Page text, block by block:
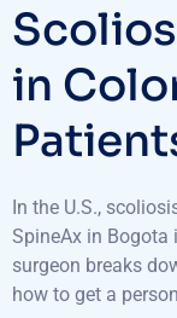
in
In the U.S.,
SpineAx in Bogota
surgeon breaks
how to get a